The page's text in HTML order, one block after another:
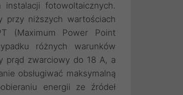
fotowoltaicznych.
przy niższych wartościach
(Maximum Power Point
różnych warunków
prąd zwarciowy do 18 A, a
obsługiwać maksymalną
energii ze źródeł